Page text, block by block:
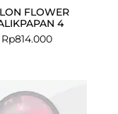
FLOWER
4
Rp814.000